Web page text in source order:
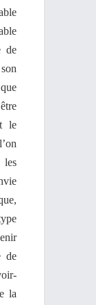
de
le
les
de
la